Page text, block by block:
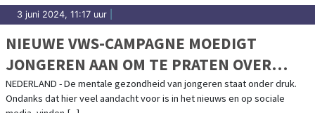
3 juni 2024, 11:17 uur
NIEUWE VWS-CAMPAGNE MOEDIGT
JONGEREN AAN OM TE PRATEN OVER
MENTALE GEZONDHEID
NEDERLAND - De mentale gezondheid van jongeren staat onder druk.
Ondanks dat hier veel aandacht voor is in het nieuws en op sociale